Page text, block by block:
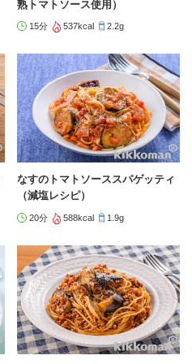
熟トマトソース使用）
15分 537kcal 2.2g
なすのトマトソーススパゲッティ
（減塩レシピ）
20分 588kcal 1.9g